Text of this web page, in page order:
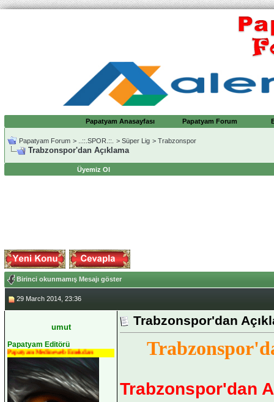
Papatyam Anasayfası Papatyam Forum
Papatyam Forum > ..::.SPOR.::. > Süper Lig > Trabzonspor
Trabzonspor'dan Açıklama
Üyemiz Ol
Birinci okunmamış Mesajı göster
29 March 2014, 23:36
umut
Papatyam Editörü
Papatyam Medineweb Emekdarı
Trabzonspor'dan
Trabzonspor'dan